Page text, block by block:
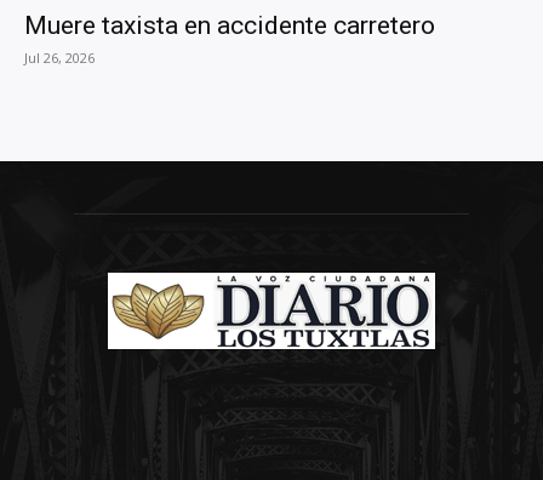
Muere taxista en accidente carretero
Jul 26, 2026